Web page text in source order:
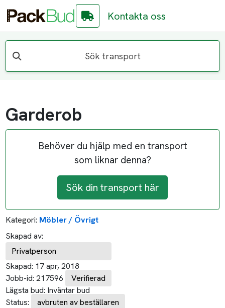
Kontakta oss
Sök transport
Garderob
Behöver du hjälp med en transport
som liknar denna?
Sök din transport här
Kategori: Möbler / Övrigt
Skapad av:
Privatperson
Skapad: 17 apr, 2018
Jobb-id: 217596
Verifierad
Lägsta bud: Inväntar bud
Status:
avbruten av beställaren